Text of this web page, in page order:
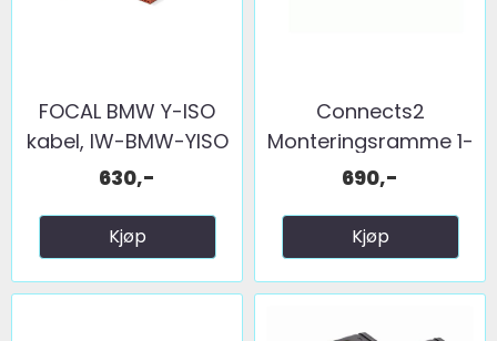
FOCAL BMW Y-ISO
kabel, IW-BMW-YISO
630,-
Kjøp
Connects2
Monteringsramme 1-
DIN BMW X3 ...
690,-
Kjøp